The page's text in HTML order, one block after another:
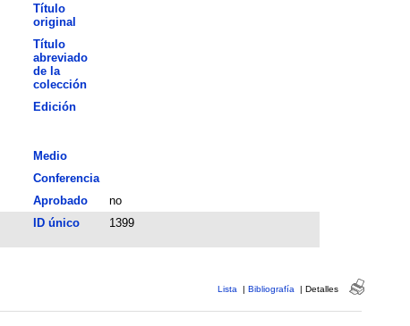
Título
original
Título
abreviado
de la
colección
Edición
Medio
Conferencia
Aprobado
no
ID único 1399
Lista | Bibliografía | Detalles